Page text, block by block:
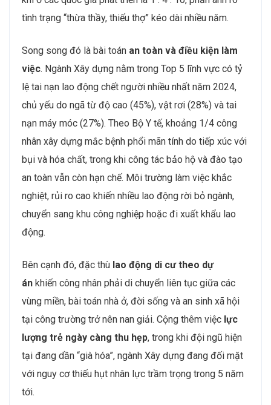
tình trạng “thừa thầy, thiếu thợ” kéo dài nhiều năm.
Song song đó là bài toán an toàn và điều kiện làm
việc. Ngành Xây dựng nằm trong Top 5 lĩnh vực có tỷ
lệ tai nạn lao động chết người nhiều nhất năm 2024,
chủ yếu do ngã từ độ cao (45%), vật rơi (28%) và tai
nạn máy móc (27%). Theo Bộ Y tế, khoảng 1/4 công
nhân xây dựng mắc bệnh phổi mãn tính do tiếp xúc với
bụi và hóa chất, trong khi công tác bảo hộ và đào tạo
an toàn vẫn còn hạn chế. Môi trường làm việc khắc
nghiệt, rủi ro cao khiến nhiều lao động rời bỏ ngành,
chuyển sang khu công nghiệp hoặc đi xuất khẩu lao
động.
Bên cạnh đó, đặc thù lao động di cư theo dự
án khiến công nhân phải di chuyển liên tục giữa các
vùng miền, bài toán nhà ở, đời sống và an sinh xã hội
tại công trường trở nên nan giải. Cộng thêm việc lực
lượng trẻ ngày càng thu hẹp, trong khi đội ngũ hiện
tại đang dần “già hóa”, ngành Xây dựng đang đối mặt
với nguy cơ thiếu hụt nhân lực trầm trọng trong 5 năm
tới.